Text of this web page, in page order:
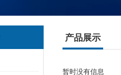
产品展示
暂时没有信息